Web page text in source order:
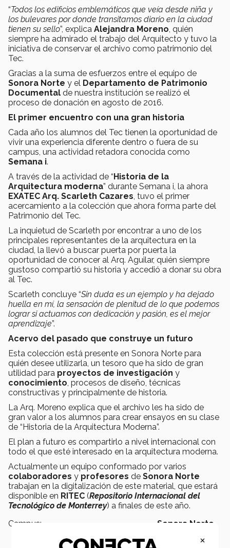
“Todos los edificios emblemáticos que veía desde niña y
los bulevares por donde transitamos diario en la ciudad
tienen su sello”, explica Alejandra Moreno , quién
siempre ha admirado el trabajo del Arquitecto y tuvo la
iniciativa de conservar el archivo como patrimonio del
Tec.
Gracias a la suma de esfuerzos entre el equipo de
Sonora Norte y el Departamento de Patrimonio
Documental de nuestra institución se realizó el
proceso de donación en agosto de 2016.
El primer encuentro con una gran historia
Cada año los alumnos del Tec tienen la oportunidad de
vivir una experiencia diferente dentro o fuera de su
campus, una actividad retadora conocida como
Semana i.
A través de la actividad de “Historia de la
Arquitectura moderna” durante Semana i, la ahora
EXATEC Arq. Scarleth Cazares , tuvo el primer
acercamiento a la colección que ahora forma parte del
Patrimonio del Tec.
La inquietud de Scarleth por encontrar a uno de los
principales representantes de la arquitectura en la
ciudad, la llevó a buscar puerta por puerta la
oportunidad de conocer al Arq. Aguilar, quién siempre
gustoso compartió su historia y accedió a donar su obra
al Tec.
Scarleth concluye “Sin duda es un ejemplo y ha dejado
huella en mí, la sensación de plenitud de lo que podemos
lograr si actuamos con dedicación y pasión, es el mejor
aprendizaje”.
Acervo del pasado que construye un futuro
Esta colección está presente en Sonora Norte para
quién desee utilizarla, un tesoro que ha sido de gran
utilidad para proyectos de investigación y
conocimiento , procesos de diseño, técnicas
constructivas y principalmente de historia.
La Arq. Moreno explica que el archivo les ha sido de
gran valor a los alumnos para crear ensayos en su clase
de “Historia de la Arquitectura Moderna”.
El plan a futuro es compartirlo a nivel internacional con
todo el que esté interesado en la arquitectura moderna.
Actualmente un equipo conformado por varios
colaboradores y profesores de Sonora Norte
trabajan en la digitalización de este material, que estará
disponible en RITEC (Repositorio Internacional del
Tecnológico de Monterrey) a finales de este año.
Campus:
Sonora Norte
×